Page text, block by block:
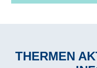
THERMEN